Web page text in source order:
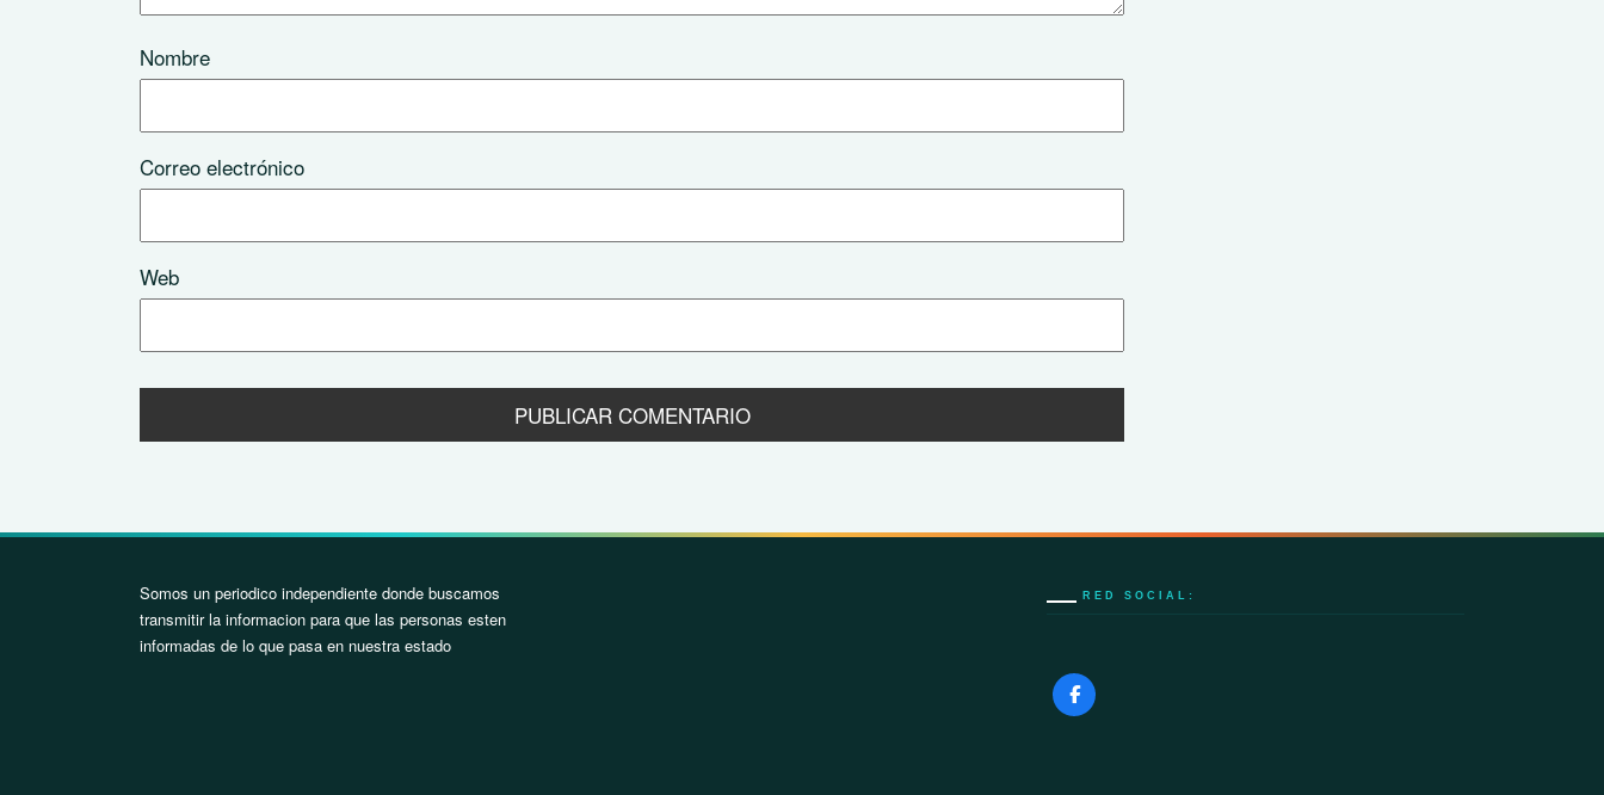
Nombre
Correo electrónico
Web
Somos un periodico independiente donde buscamos
transmitir la informacion para que las personas esten
informadas de lo que pasa en nuestra estado
RED SOCIAL: